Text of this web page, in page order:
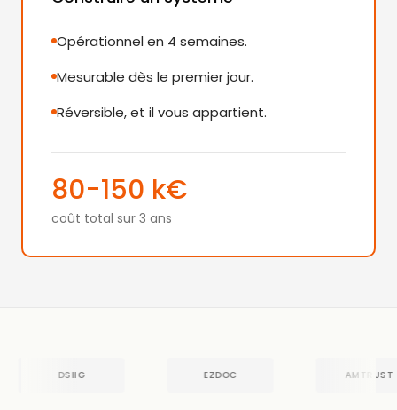
Opérationnel en 4 semaines.
Mesurable dès le premier jour.
Réversible, et il vous appartient.
80-150 k€
coût total sur 3 ans
DSIIG EZDOC AMTRUST